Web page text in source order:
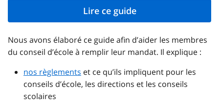
Lire ce guide
Nous avons élaboré ce guide afin d’aider les membres
du conseil d’école à remplir leur mandat. Il explique :
nos règlements et ce qu’ils impliquent pour les
conseils d’école, les directions et les conseils
scolaires